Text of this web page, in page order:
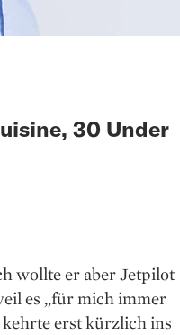
30 Under
wollte er aber Jetpilot
es „für mich immer
kehrte erst kürzlich ins